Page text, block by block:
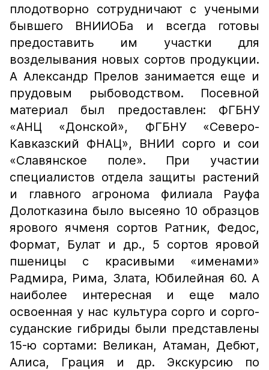
плодотворно сотрудничают с учеными
бывшего ВНИИОБа и всегда готовы
предоставить им участки для
возделывания новых сортов продукции.
А Александр Прелов занимается еще и
прудовым рыбоводством. Посевной
материал был предоставлен: ФГБНУ
«АНЦ «Донской», ФГБНУ «Северо-
Кавказский ФНАЦ», ВНИИ сорго и сои
«Славянское поле». При участии
специалистов отдела защиты растений
и главного агронома филиала Рауфа
Долотказина было высеяно 10 образцов
ярового ячменя сортов Ратник, Федос,
Формат, Булат и др., 5 сортов яровой
пшеницы с красивыми «именами»
Радмира, Рима, Злата, Юбилейная 60. А
наиболее интересная и еще мало
освоенная у нас культура сорго и сорго-
суданские гибриды были представлены
15-ю сортами: Великан, Атаман, Дебют,
Алиса, Грация и др. Экскурсию по